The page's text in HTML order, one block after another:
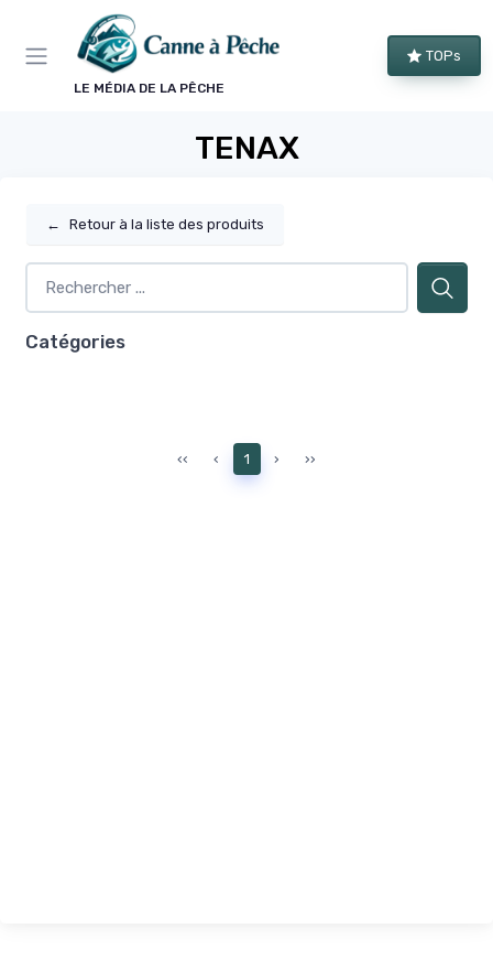
LE MÉDIA DE LA PÊCHE
TOPs
TENAX
← Retour à la liste des produits
Catégories
‹‹ ‹ 1 › ››
Panneau de gestion des cookies